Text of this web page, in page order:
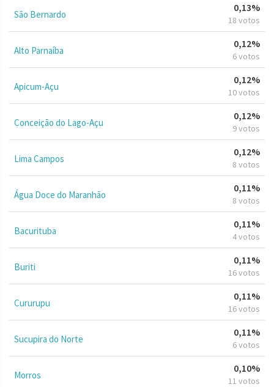
São Bernardo
0,13%
18 votos
Alto Parnaíba
0,12%
6 votos
Apicum-Açu
0,12%
10 votos
Conceição do Lago-Açu
0,12%
9 votos
Lima Campos
0,12%
8 votos
Água Doce do Maranhão
0,11%
8 votos
Bacurituba
0,11%
4 votos
Buriti
0,11%
16 votos
Cururupu
0,11%
16 votos
Sucupira do Norte
0,11%
6 votos
Morros
0,10%
11 votos